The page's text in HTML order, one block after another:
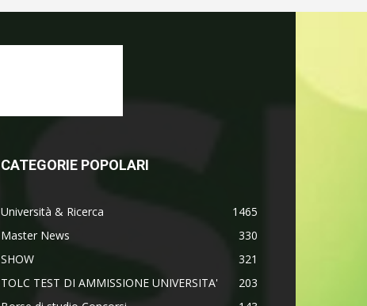
CATEGORIE POPOLARI
Università & Ricerca
1465
Master News
330
SHOW
321
TOLC TEST DI AMMISSIONE UNIVERSITA'
203